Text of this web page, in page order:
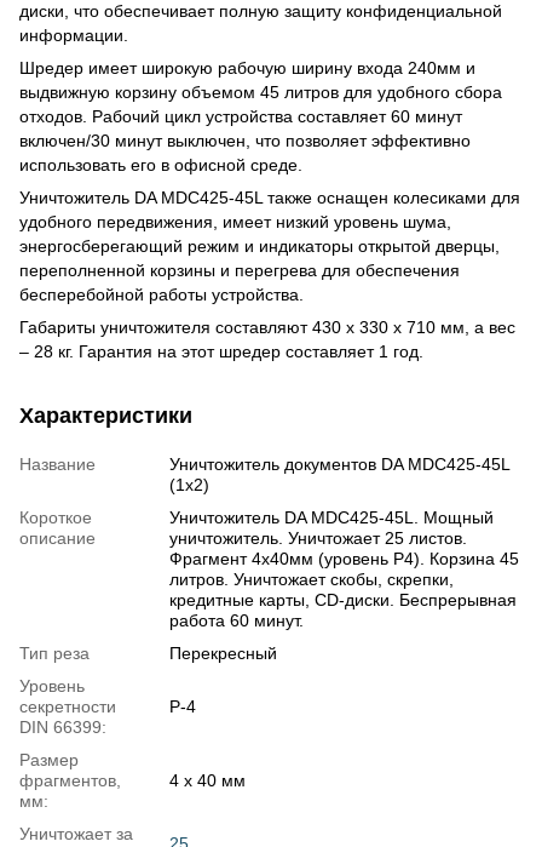
диски, что обеспечивает полную защиту конфиденциальной
информации.
Шредер имеет широкую рабочую ширину входа 240мм и
выдвижную корзину объемом 45 литров для удобного сбора
отходов. Рабочий цикл устройства составляет 60 минут
включен/30 минут выключен, что позволяет эффективно
использовать его в офисной среде.
Уничтожитель DA MDC425-45L также оснащен колесиками для
удобного передвижения, имеет низкий уровень шума,
энергосберегающий режим и индикаторы открытой дверцы,
переполненной корзины и перегрева для обеспечения
бесперебойной работы устройства.
Габариты уничтожителя составляют 430 х 330 х 710 мм, а вес
– 28 кг. Гарантия на этот шредер составляет 1 год.
Характеристики
Название
Уничтожитель документов DA MDC425-45L
(1х2)
Короткое
описание
Уничтожитель DA MDC425-45L. Мощный
уничтожитель. Уничтожает 25 листов.
Фрагмент 4х40мм (уровень Р4). Корзина 45
литров. Уничтожает скобы, скрепки,
кредитные карты, CD-диски. Беспрерывная
работа 60 минут.
Тип реза
Перекресный
Уровень
секретности
DIN 66399:
P-4
Размер
фрагментов,
мм:
4 x 40 мм
Уничтожает за